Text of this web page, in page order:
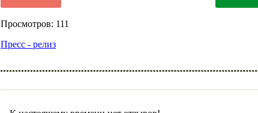
Просмотров: 111
Пресс - релиз